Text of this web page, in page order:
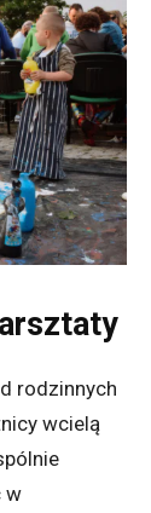
rodzinnych
wcielą
w